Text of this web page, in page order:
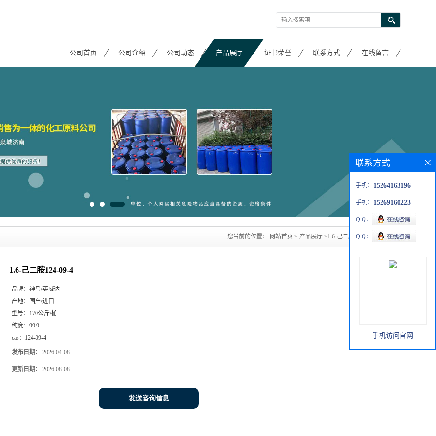
公司首页 公司介绍 公司动态 产品展厅 证书荣誉 联系方式 在线留言
您当前的位置： 网站首页 > 产品展厅 >1.6-己二胺124-09-4
1.6-己二胺124-09-4
品牌： 神马/英威达
产地：
国产/进口
型号： 170公斤/桶
纯度： 99.9
cas： 124-09-4
发布日期： 2026-04-08
更新日期： 2026-08-08
发送咨询信息
联系方式
手机： 15264163196
手机： 15269160223
Q Q：
Q Q：
手机访问官网